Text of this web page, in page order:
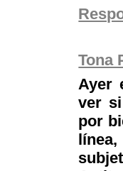
Tona
Ayer
ver
por